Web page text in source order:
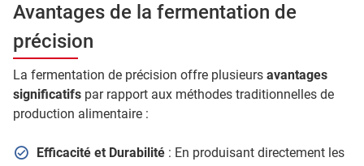
Avantages de la fermentation de
précision
La fermentation de précision offre plusieurs avantages
significatifs par rapport aux méthodes traditionnelles de
production alimentaire :
Efficacité et Durabilité: En produisant directement les